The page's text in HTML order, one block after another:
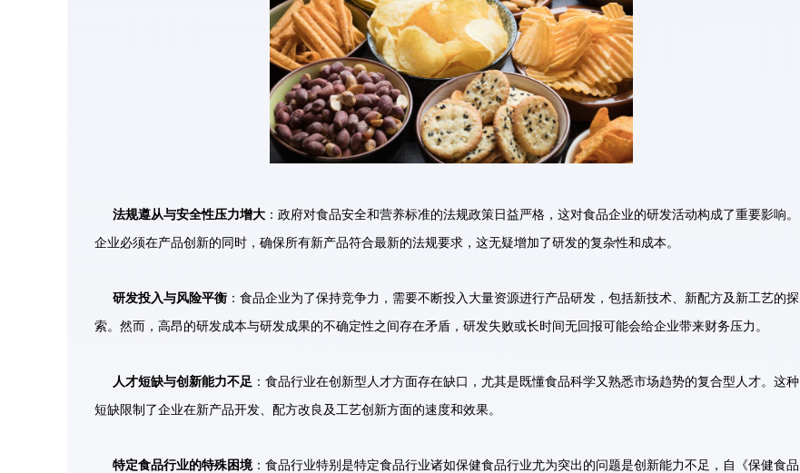
法规遵从与安全性压力增大 ：政府对食品安全和营养标准的法规政策日益严格，这对食品企业的研发活动构成了重要影响。
企业必须在产品创新的同时，确保所有新产品符合最新的法规要求，这无疑增加了研发的复杂性和成本。
研发投入与风险平衡 ：食品企业为了保持竞争力，需要不断投入大量资源进行产品研发，包括新技术、新配方及新工艺的探
索。然而，高昂的研发成本与研发成果的不确定性之间存在矛盾，研发失败或长时间无回报可能会给企业带来财务压力。
人才短缺与创新能力不足 ：食品行业在创新型人才方面存在缺口，尤其是既懂食品科学又熟悉市场趋势的复合型人才。这种
短缺限制了企业在新产品开发、配方改良及工艺创新方面的速度和效果。
特定食品行业的特殊困境：食品行业特别是特定食品行业诸如保健食品行业尤为突出的问题是创新能力不足，自《保健食品